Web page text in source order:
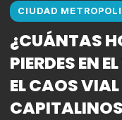
CIUDAD METROPOLI
¿CUÁNTAS
PIERDES EN
EL CAOS
CAPITALINOS